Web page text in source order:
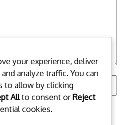
website in this browser for the
your experience, deliver
analyze traffic. You can
to allow by clicking
Allto consent orReject
cookies.